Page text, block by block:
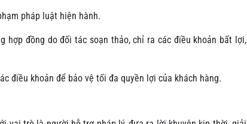
pháp luật hiện hành.
hợp đồng do đối tác soạn thảo, chỉ ra các điều khoản bất lợi,
điều khoản để bảo vệ tối đa quyền lợi của khách hàng.